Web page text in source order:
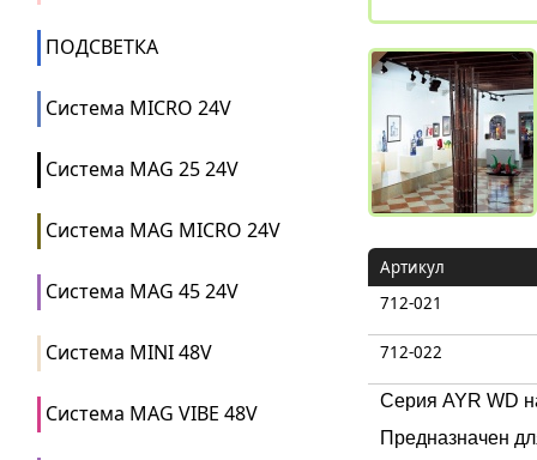
ПОДСВЕТКА
Система MICRO 24V
Система MAG 25 24V
Система MAG MICRO 24V
Система MAG 45 24V
Система MINI 48V
Система MAG VIBE 48V
Артикул
712-021
712-022
Серия AYR WD
Предназначен